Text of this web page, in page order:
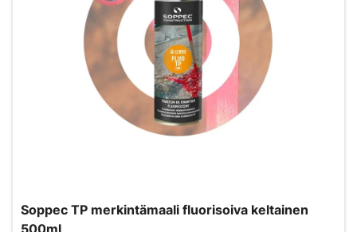
Soppec TP merkintämaali fluorisoiva keltainen
500ml